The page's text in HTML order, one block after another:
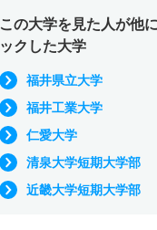
この大学を見た人が他
ックした大学
福井県立大学
福井工業大学
仁愛大学
清泉大学短期大学部
近畿大学短期大学部